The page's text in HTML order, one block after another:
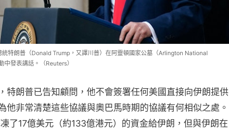
特朗普（Donald Trump，又譯川普）在阿靈頓國家公墓（Arlington National
發表講話。（Reuters）
特朗普已告知顧問，他不會簽署任何美國直接向伊朗提供
他非常清楚這些協議與奧巴馬時期的協議有何相似之處。
了17億美元（約133億港元）的資金給伊朗，但與伊朗在